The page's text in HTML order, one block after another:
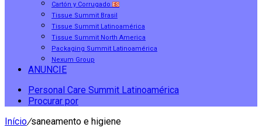
Cartón y Corrugado ES
Tissue Summit Brasil
Tissue Summit Latinoamérica
Tissue Summit North America
Packaging Summit Latinoamérica
Nexum Group
ANUNCIE
Personal Care Summit Latinoamérica
Procurar por
Início/saneamento e higiene